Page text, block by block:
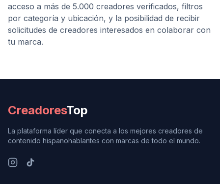
acceso a más de 5.000 creadores verificados, filtros
por categoría y ubicación, y la posibilidad de recibir
solicitudes de creadores interesados en colaborar con
tu marca.
CreadoresTop
La plataforma líder que conecta a los mejores creadores de
contenido hispanohablantes con marcas de todo el mundo.